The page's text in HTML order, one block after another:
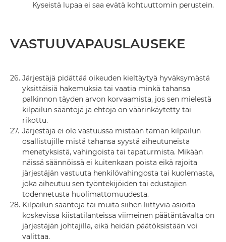
Kyseistä lupaa ei saa evätä kohtuuttomin perustein.
VASTUUVAPAUSLAUSEKE
26. Järjestäjä pidättää oikeuden kieltäytyä hyväksymästä
yksittäisiä hakemuksia tai vaatia minkä tahansa
palkinnon täyden arvon korvaamista, jos sen mielestä
kilpailun sääntöjä ja ehtoja on väärinkäytetty tai
rikottu.
27. Järjestäjä ei ole vastuussa mistään tämän kilpailun
osallistujille mistä tahansa syystä aiheutuneista
menetyksistä, vahingoista tai tapaturmista. Mikään
näissä säännöissä ei kuitenkaan poista eikä rajoita
järjestäjän vastuuta henkilövahingosta tai kuolemasta,
joka aiheutuu sen työntekijöiden tai edustajien
todennetusta huolimattomuudesta.
28. Kilpailun sääntöjä tai muita siihen liittyviä asioita
koskevissa kiistatilanteissa viimeinen päätäntävalta on
järjestäjän johtajilla, eikä heidän päätöksistään voi
valittaa.